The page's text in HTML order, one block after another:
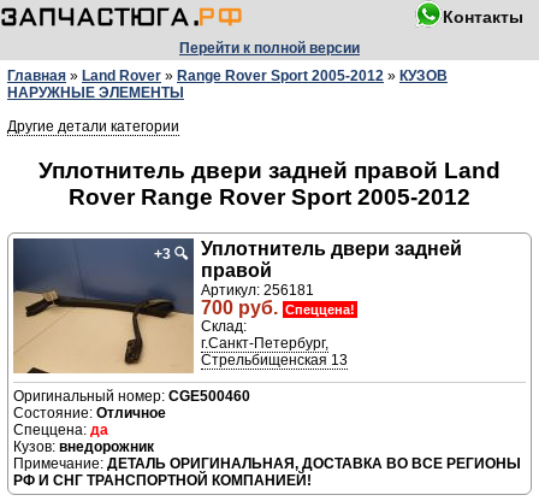
Контакты
Перейти к полной версии
Главная » Land Rover » Range Rover Sport 2005-2012 » КУЗОВ
НАРУЖНЫЕ ЭЛЕМЕНТЫ
Другие детали категории
Уплотнитель двери задней правой Land
Rover Range Rover Sport 2005-2012
+3 🔍
Уплотнитель двери задней
правой
Артикул: 256181
700 руб. Спеццена!
Склад:
г.Санкт-Петербург,
Стрельбищенская 13
CGE500460
Отличное
да
внедорожник
ДЕТАЛЬ ОРИГИНАЛЬНАЯ, ДОСТАВКА ВО ВСЕ РЕГИОНЫ
РФ И СНГ ТРАНСПОРТНОЙ КОМПАНИЕЙ!